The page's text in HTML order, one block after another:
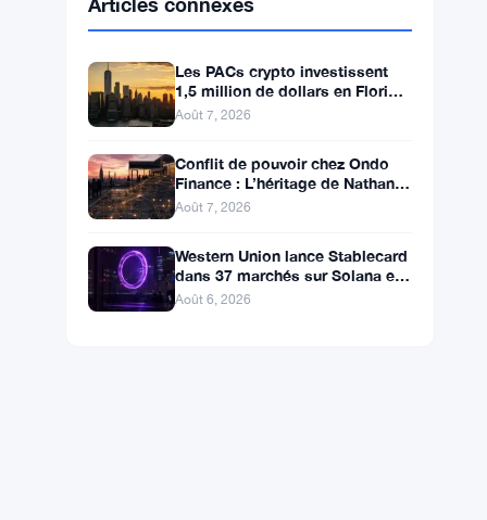
SolanaSOL $73.8072 ▲ +0.90%
XRPXRP $1.0293
Les PACs crypto investissent